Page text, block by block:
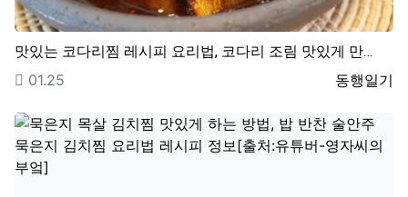
맛있는 코다리찜 레시피 요리법, 코다리 조림 맛있게 만…
등록자
동행일기
등록일
01.25